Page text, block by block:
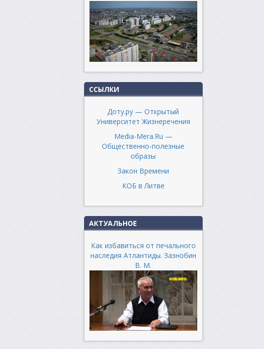
ССЫЛКИ
Доту.ру — Открытый
Университет Жизнеречения
Media-Mera.Ru —
Общественно-полезные
образы
Закон Времени
КОБ в Литве
АКТУАЛЬНОЕ
Как избавиться от печального
наследия Атлантиды. Зазнобин
В. М.